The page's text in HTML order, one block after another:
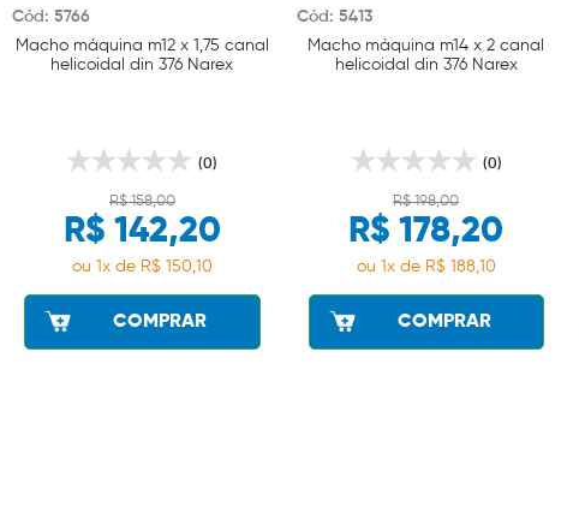
Cód: 5766
Macho máquina m12 x 1,75 canal
helicoidal din 376 Narex
(0)
R$ 158,00
R$ 142,20
ou 1x de R$ 150,10
COMPRAR
Cód: 5413
Macho máquina m14 x 2 canal
helicoidal din 376 Narex
(0)
R$ 198,00
R$ 178,20
ou 1x de R$ 188,10
COMPRAR